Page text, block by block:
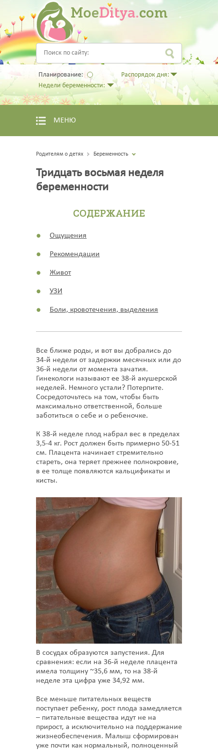
MoeDitya.com
Планирование:
Распорядок дня:
Недели беременности:
МЕНЮ
Родителям о детях Беременность
Тридцать восьмая неделя
беременности
СОДЕРЖАНИЕ
Ощущения
Рекомендации
Живот
УЗИ
Боли, кровотечения, выделения
Все ближе роды, и вот вы добрались до
34-й недели от задержки месячных или до
36-й недели от момента зачатия.
Гинекологи называют ее 38-й акушерской
неделей. Немного устали? Потерпите.
Сосредоточьтесь на том, чтобы быть
максимально ответственной, больше
заботиться о себе и о ребеночке.
К 38-й неделе плод набрал вес в пределах
3,5-4 кг. Рост должен быть примерно 50-51
см. Плацента начинает стремительно
стареть, она теряет прежнее полнокровие,
в ее толще появляются кальцификаты и
кисты.
В сосудах образуются запустения. Для
сравнения: если на 36-й неделе плацента
имела толщину ~35,6 мм, то на 38-й
неделе эта цифра уже 34,92 мм.
Все меньше питательных веществ
поступает ребенку, рост плода замедляется
– питательные вещества идут не на
прирост, а исключительно на поддержание
жизнеобеспечения. Малыш сформирован
уже почти как нормальный, полноценный